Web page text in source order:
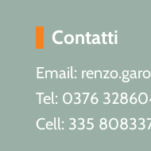
Contatti
Email:
Tel: 0376
Cell: 335